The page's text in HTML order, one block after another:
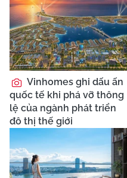
Vinhomes ghi dấu ấn
quốc tế khi phá vỡ thông
lệ của ngành phát triển
đô thị thế giới